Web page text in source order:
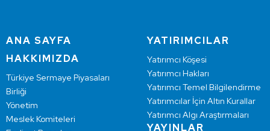
ANA SAYFA
HAKKIMIZDA
Türkiye Sermaye Piyasaları
Birliği
Yönetim
Meslek Komiteleri
YATIRIMCILAR
Yatırımcı Köşesi
Yatırımcı Hakları
Yatırımcı Temel Bilgilendirme
Yatırımcılar İçin Altın Kurallar
Yatırımcı Algı Araştırmaları
YAYINLAR